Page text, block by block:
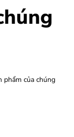
phẩm của chúng